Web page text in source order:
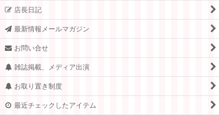
店長日記
最新情報メールマガジン
お問い合せ
雑誌掲載、メディア出演
お取り置き制度
最近チェックしたアイテム